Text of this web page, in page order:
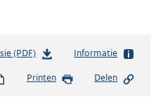
(PDF)b
s
Informatie
Printen Delen